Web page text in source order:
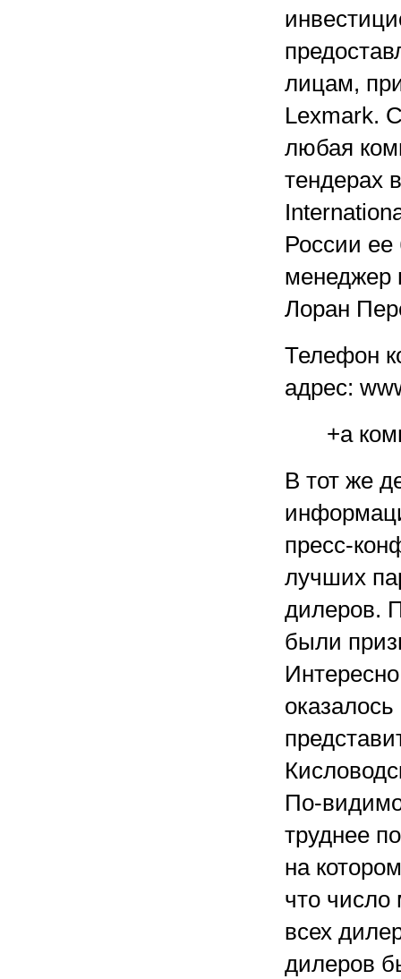
лицам,
Lexmark.
любая
тендерах
России ее
менеджер
Лоран
Телефон
адрес:
+а
В тот же
пресс-
лучших
дилеров.
были
По-
труднее
на
что число
всех
дилеров